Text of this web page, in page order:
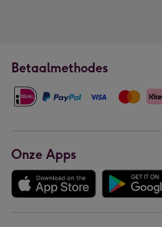
Betaalmethodes
Onze Apps